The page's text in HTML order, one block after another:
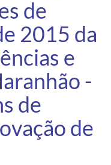
de
2015 da
e
-
de
de